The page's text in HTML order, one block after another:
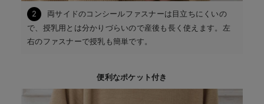
2
両サイドのコンシールファスナーは目立ちにくいの
で、授乳用とは分かりづらいので産後も長く使えます。左
右のファスナーで授乳も簡単です。
便利なポケット付き